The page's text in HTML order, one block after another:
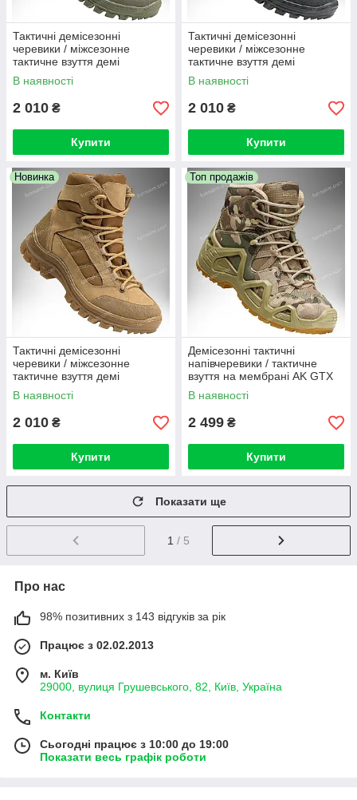
Тактичні демісезонні
черевики / міжсезонне
тактичне взуття демі
VENDETA (olive)
В наявності
2 010 ₴
Купити
Тактичні демісезонні
черевики / міжсезонне
тактичне взуття демі
VENDETA (black)
В наявності
2 010 ₴
Купити
Новинка
Тактичні демісезонні
черевики / міжсезонне
тактичне взуття демі
VENDETA (coyote)
В наявності
2 010 ₴
Купити
Топ продажів
Демісезонні тактичні
напівчеревики / тактичне
взуття на мембрані AK GTX
Mid (multicam)
В наявності
2 499 ₴
Купити
Показати ще
1 / 5
Про нас
98% позитивних з 143 відгуків за рік
Працює з 02.02.2013
м. Київ
29000, вулиця Грушевського, 82, Київ, Україна
Контакти
Сьогодні працює з 10:00 до 19:00
Показати весь графік роботи